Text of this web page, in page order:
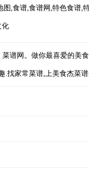
图,食谱,食谱网,特色食谱,
化
谱网。做你最喜爱的美
.找家常菜谱,上美食杰菜